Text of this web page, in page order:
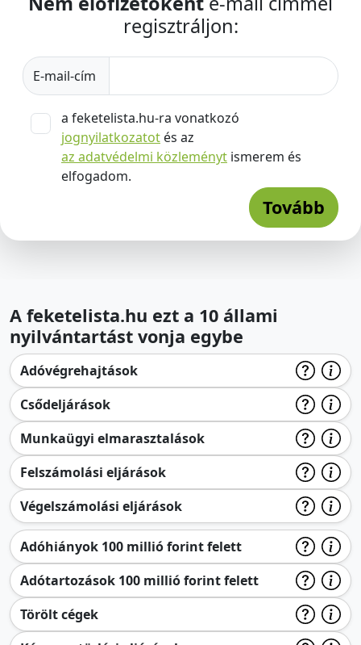
regisztráljon:
E-mail-cím
a feketelista.hu-ra vonatkozó
jognyilatkozatot és az
az adatvédelmi közleményt ismerem és
elfogadom.
Tovább
A feketelista.hu ezt a 10 állami
nyilvántartást vonja egybe
Adóvégrehajtások
Csődeljárások
Munkaügyi elmarasztalások
Felszámolási eljárások
Végelszámolási eljárások
Adóhiányok 100 millió forint felett
Adótartozások 100 millió forint felett
Törölt cégek